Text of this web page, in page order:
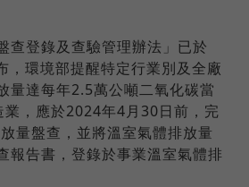
查登錄及查驗管理辦法」已於
，環境部提醒特定行業別及全廠
量達每年2.5萬公噸二氧化碳當
，應於2024年4月30日前，完
量盤查，並將溫室氣體排放量
報告書，登錄於事業溫室氣體排